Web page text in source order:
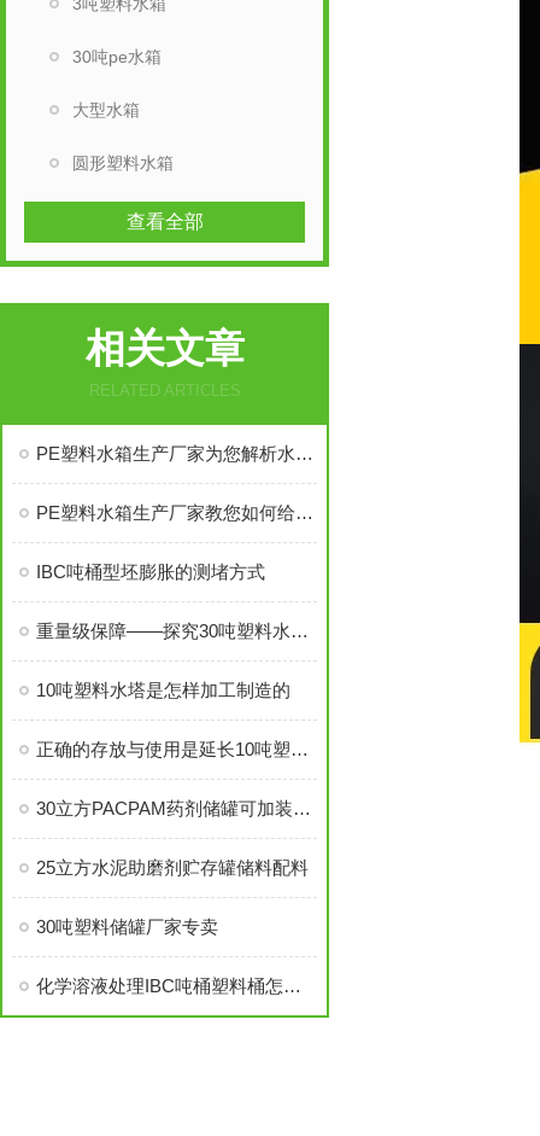
30吨pe水箱
大型水箱
圆形塑料水箱
查看全部
相关文章
RELATED ARTICLES
PE塑料水箱生产厂家为您解析水箱的安装
PE塑料水箱生产厂家教您如何给塑料水塔开孔
IBC吨桶型坯膨胀的测堵方式
重量级保障——探究30吨塑料水箱的优势与价值
10吨塑料水塔是怎样加工制造的
正确的存放与使用是延长10吨塑料水箱寿命的关键
30立方PACPAM药剂储罐可加装液位计
25立方水泥助磨剂贮存罐储料配料
30吨塑料储罐厂家专卖
化学溶液处理IBC吨桶塑料桶怎样生产加工成形